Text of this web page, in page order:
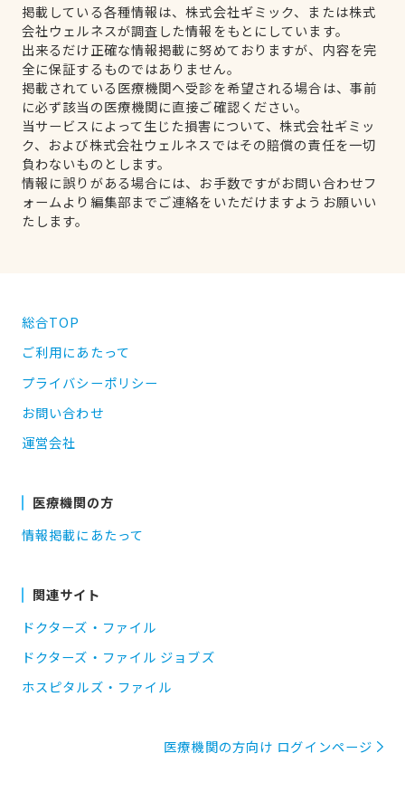
掲載している各種情報は、株式会社ギミック、または株式
会社ウェルネスが調査した情報をもとにしています。
出来るだけ正確な情報掲載に努めておりますが、内容を完
全に保証するものではありません。
掲載されている医療機関へ受診を希望される場合は、事前
に必ず該当の医療機関に直接ご確認ください。
当サービスによって生じた損害について、株式会社ギミッ
ク、および株式会社ウェルネスではその賠償の責任を一切
負わないものとします。
情報に誤りがある場合には、お手数ですがお問い合わせフ
ォームより編集部までご連絡をいただけますようお願いい
たします。
総合TOP
ご利用にあたって
プライバシーポリシー
お問い合わせ
運営会社
医療機関の方
情報掲載にあたって
関連サイト
ドクターズ・ファイル
ドクターズ・ファイル ジョブズ
ホスピタルズ・ファイル
医療機関の方向け ログインページ